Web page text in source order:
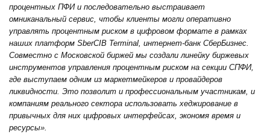
процентных ПФИ и последовательно выстраивает
омниканальный сервис, чтобы клиенты могли оперативно
управлять процентным риском в цифровом формате в рамках
наших платформ SberCIB Terminal, интернет-банк СберБизнес.
Совместно с Московской биржей мы создали линейку биржевых
инструментов управления процентным риском на секции СПФИ,
где выступаем одним из маркетмейкеров и провайдеров
ликвидности. Это позволит и профессиональным участникам, и
компаниям реального сектора использовать хеджирование в
привычных для них цифровых интерфейсах, экономя время и
ресурсы».